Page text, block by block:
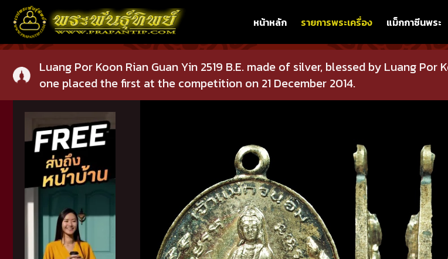
หน้าหลัก รายการพระเครื่อง แม็กกาซีนพระ
Luang Por Koon Rian Guan Yin 2519 B.E. made of silver, blessed by Luang
one placed the first at the competition on 21 December 2014.